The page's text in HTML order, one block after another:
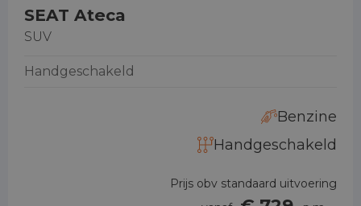
SEAT Ateca
SUV
Handgeschakeld
Benzine
Handgeschakeld
Prijs obv standaard uitvoering